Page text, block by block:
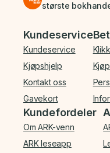
største
Bunnmeny
Kundeservice
Kundeservice
Kjøpshjelp
Kontakt oss
Gavekort
Kundefordeler
Om ARK-venn
ARK leseapp